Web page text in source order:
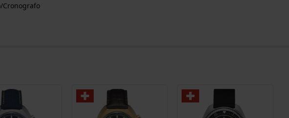
Cronografo